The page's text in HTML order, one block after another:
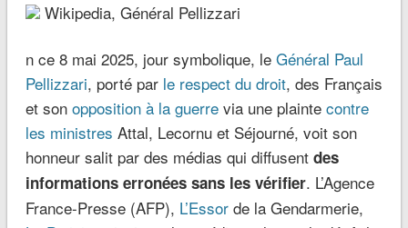
Wikipedia, Général Pellizzari
n ce 8 mai 2025, jour symbolique, le Général Paul
Pellizzari, porté par le respect du droit, des Français
et son opposition à la guerrevia une plainte contre
les ministres Attal, Lecornu et Séjourné, voit son
honneur salit par des médias qui diffusent des
informations erronées sans les vérifier. L’Agence
France-Presse (AFP), L’Essorde la Gendarmerie,